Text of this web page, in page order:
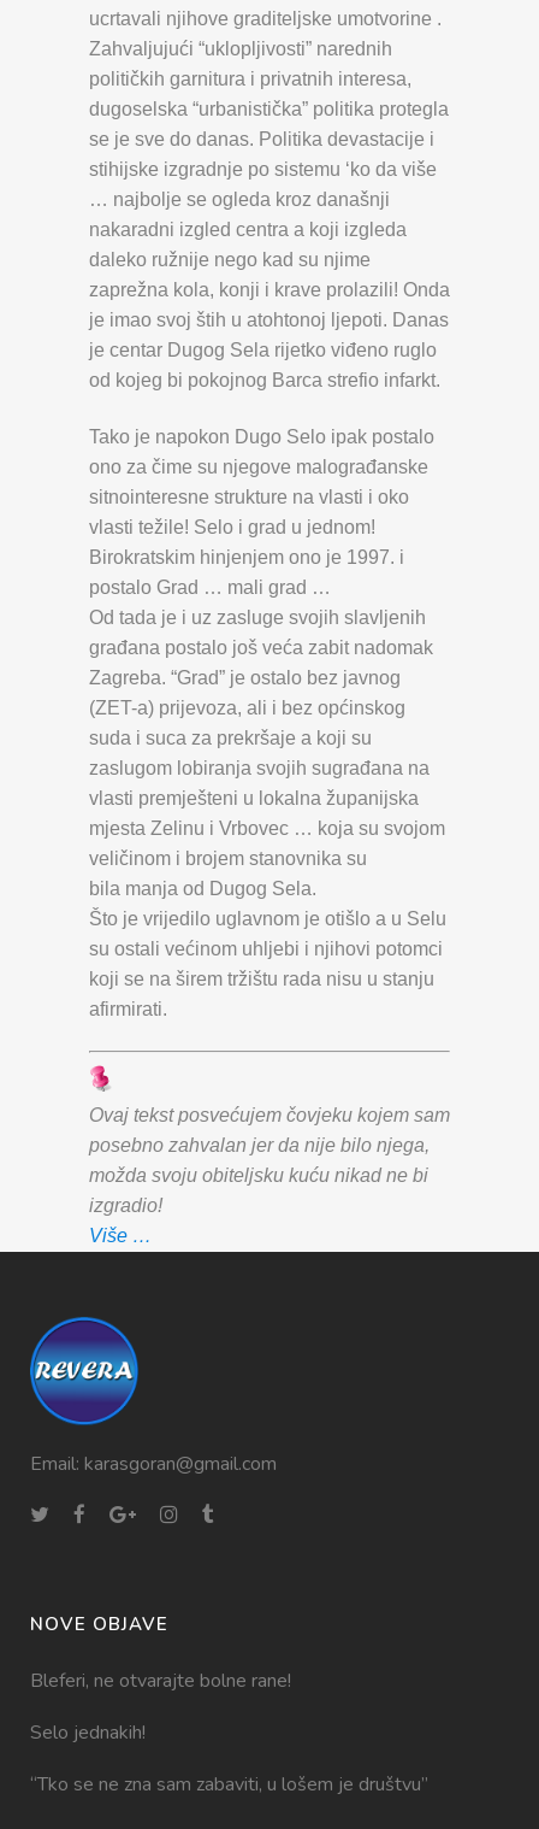
ucrtavali njihove graditeljske umotvorine .
Zahvaljujući “uklopljivosti” narednih
političkih garnitura i privatnih interesa,
dugoselska “urbanistička” politika protegla
se je sve do danas. Politika devastacije i
stihijske izgradnje po sistemu ‘ko da više
… najbolje se ogleda kroz današnji
nakaradni izgled centra a koji izgleda
daleko ružnije nego kad su njime
zaprežna kola, konji i krave prolazili! Onda
je imao svoj štih u atohtonoj ljepoti. Danas
je centar Dugog Sela rijetko viđeno ruglo
od kojeg bi pokojnog Barca strefio infarkt.
Tako je napokon Dugo Selo ipak postalo
ono za čime su njegove malograđanske
sitnointeresne strukture na vlasti i oko
vlasti težile! Selo i grad u jednom!
Birokratskim hinjenjem ono je 1997. i
postalo Grad … mali grad …
Od tada je i uz zasluge svojih slavljenih
građana postalo još veća zabit nadomak
Zagreba. “Grad” je ostalo bez javnog
(ZET-a) prijevoza, ali i bez općinskog
suda i suca za prekršaje a koji su
zaslugom lobiranja svojih sugrađana na
vlasti premješteni u lokalna županijska
mjesta Zelinu i Vrbovec … koja su svojom
veličinom i brojem stanovnika su
bila manja od Dugog Sela.
Što je vrijedilo uglavnom je otišlo a u Selu
su ostali većinom uhljebi i njihovi potomci
koji se na širem tržištu rada nisu u stanju
afirmirati.
Ovaj tekst posvećujem čovjeku kojem sam
posebno zahvalan jer da nije bilo njega,
možda svoju obiteljsku kuću nikad ne bi
izgradio!
Više …
Email: karasgoran@gmail.com
NOVE OBJAVE
Bleferi, ne otvarajte bolne rane!
Selo jednakih!
“Tko se ne zna sam zabaviti, u lošem je društvu”